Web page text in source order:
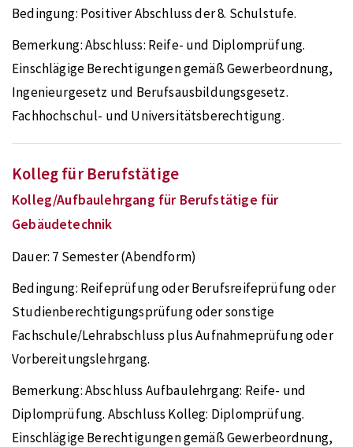
Bedingung: Positiver Abschluss der 8. Schulstufe.
Bemerkung:Abschluss: Reife- und Diplomprüfung.
Einschlägige Berechtigungen gemäß Gewerbeordnung,
Ingenieurgesetz und Berufsausbildungsgesetz.
Fachhochschul- und Universitätsberechtigung.
Kolleg für Berufstätige
Kolleg/Aufbaulehrgang für Berufstätige für
Gebäudetechnik
Dauer: 7 Semester (Abendform)
Bedingung: Reifeprüfung oder Berufsreifeprüfung oder
Studienberechtigungsprüfung oder sonstige
Fachschule/Lehrabschluss plus Aufnahmeprüfung oder
Vorbereitungslehrgang.
Bemerkung:Abschluss Aufbaulehrgang: Reife- und
Diplomprüfung. Abschluss Kolleg: Diplomprüfung.
Einschlägige Berechtigungen gemäß Gewerbeordnung,